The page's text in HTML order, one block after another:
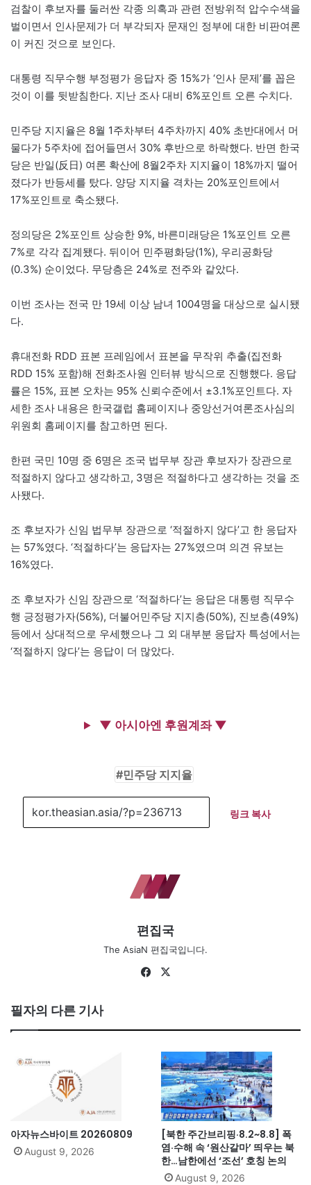
검찰이 후보자를 둘러싼 각종 의혹과 관련 전방위적 압수수색을
벌이면서 인사문제가 더 부각되자 문재인 정부에 대한 비판여론
이 커진 것으로 보인다.
대통령 직무수행 부정평가 응답자 중 15%가 ‘인사 문제’를 꼽은
것이 이를 뒷받침한다. 지난 조사 대비 6%포인트 오른 수치다.
민주당 지지율은 8월 1주차부터 4주차까지 40% 초반대에서 머
물다가 5주차에 접어들면서 30% 후반으로 하락했다. 반면 한국
당은 반일(反日) 여론 확산에 8월2주차 지지율이 18%까지 떨어
졌다가 반등세를 탔다. 양당 지지율 격차는 20%포인트에서
17%포인트로 축소됐다.
정의당은 2%포인트 상승한 9%, 바른미래당은 1%포인트 오른
7%로 각각 집계됐다. 뒤이어 민주평화당(1%), 우리공화당
(0.3%) 순이었다. 무당층은 24%로 전주와 같았다.
이번 조사는 전국 만 19세 이상 남녀 1004명을 대상으로 실시됐
다.
휴대전화 RDD 표본 프레임에서 표본을 무작위 추출(집전화
RDD 15% 포함)해 전화조사원 인터뷰 방식으로 진행했다. 응답
률은 15%, 표본 오차는 95% 신뢰수준에서 ±3.1%포인트다. 자
세한 조사 내용은 한국갤럽 홈페이지나 중앙선거여론조사심의
위원회 홈페이지를 참고하면 된다.
한편 국민 10명 중 6명은 조국 법무부 장관 후보자가 장관으로
적절하지 않다고 생각하고, 3명은 적절하다고 생각하는 것을 조
사됐다.
조 후보자가 신임 법무부 장관으로 ‘적절하지 않다’고 한 응답자
는 57%였다. ‘적절하다’는 응답자는 27%였으며 의견 유보는
16%였다.
조 후보자가 신임 장관으로 ‘적절하다’는 응답은 대통령 직무수
행 긍정평가자(56%), 더불어민주당 지지층(50%), 진보층(49%)
등에서 상대적으로 우세했으나 그 외 대부분 응답자 특성에서는
‘적절하지 않다’는 응답이 더 많았다.
▼ 아시아엔 후원계좌 ▼
민주당 지지율
링크 복사
편집국
The AsiaN 편집국입니다.
Fa
필자의 다른 기사
아자뉴스바이트 20260809
August 9, 2026
[북한 주간브리핑·8.2~8.8] 폭
염·수해 속 ‘원산갈마’ 띄우는 북
한…남한에선 ‘조선’ 호칭 논의
August 9, 2026